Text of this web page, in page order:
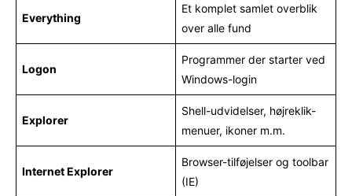
Everything
Et komplet samlet overblik
over alle fund
Logon
Programmer der starter ved
Windows-login
Explorer
Shell-udvidelser, højreklik-
menuer, ikoner m.m.
Internet Explorer
Browser-tilføjelser og toolbar
(IE)